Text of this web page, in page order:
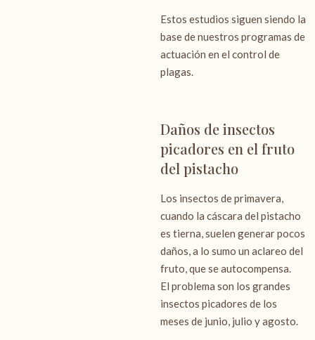
Estos estudios siguen siendo la
base de nuestros programas de
actuación en el control de
plagas.
Daños de insectos
picadores en el fruto
del pistacho
Los insectos de primavera,
cuando la cáscara del pistacho
es tierna, suelen generar pocos
daños, a lo sumo un aclareo del
fruto, que se autocompensa.
El problema son los grandes
insectos picadores de los
meses de junio, julio y agosto.